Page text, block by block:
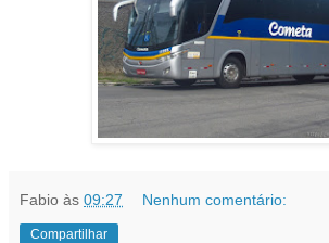
Fabio às 09:27 Nenhum comentário:
Compartilhar